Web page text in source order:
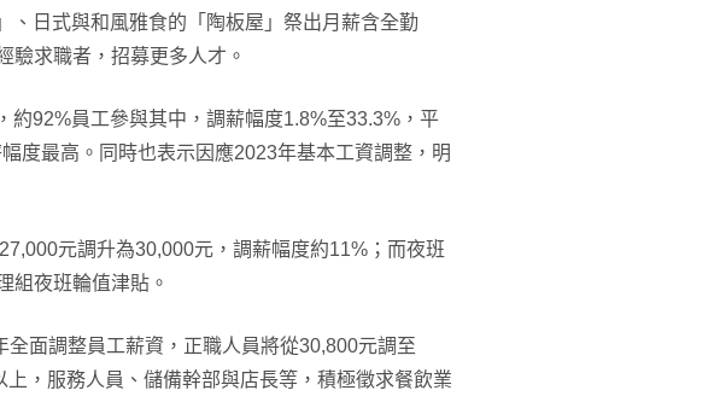
、日式與和風雅食的「陶板屋」祭出月薪含全勤
驗求職者，招募更多人才。
約92%員工參與其中，調薪幅度1.8%至33.3%，平
度最高。同時也表示因應2023年基本工資調整，明
元調升為30,000元，調薪幅度約11%；而夜班
組夜班輪值津貼。
全面調整員工薪資，正職人員將從30,800元調至
，服務人員、儲備幹部與店長等，積極徵求餐飲業